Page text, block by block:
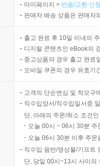
마이페이지 > 반품/교환 신
판매자 배송 상품은 판매자
출고 완료 후 10일 이내의
디지털 콘텐츠인 eBook의
중고상품의 경우 출고 완료
모바일 쿠폰의 경우 유효기
고객의 단순변심 및 착오구
직수입양서/직수입일서중
단, 아래의 주문/취소 조건
오늘 00시 ~ 06시 30분
오늘 06시 30분 이후 주
직수입 음반/영상물/기프트
단, 당일 00시~13시 사이의